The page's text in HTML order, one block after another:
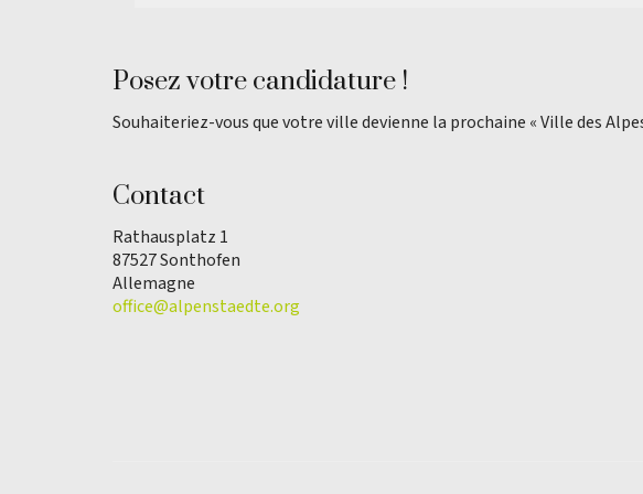
Posez votre candidature !
Souhaiteriez-vous que votre ville devienne la prochaine « Ville des
Contact
Rathausplatz 1
87527 Sonthofen
Allemagne
office@alpenstaedte.org